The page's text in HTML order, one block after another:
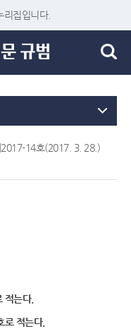
집입니다.
14호(2017. 3. 28.)
적는다.
로 적는다.